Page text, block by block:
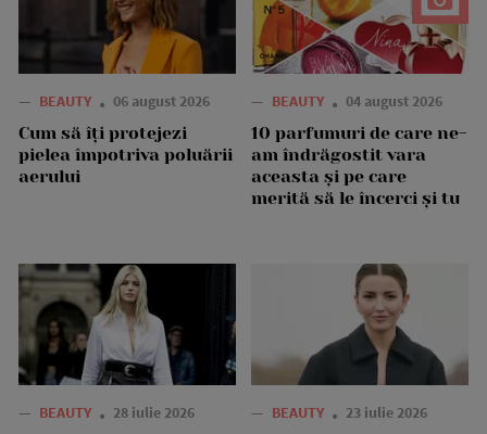
— BEAUTY 06 august 2026
Cum să îți protejezi
pielea împotriva poluării
aerului
— BEAUTY 04 august 2026
10 parfumuri de care ne-
am îndrăgostit vara
aceasta și pe care
merită să le încerci și tu
— BEAUTY 28 iulie 2026 — BEAUTY 23 iulie 2026